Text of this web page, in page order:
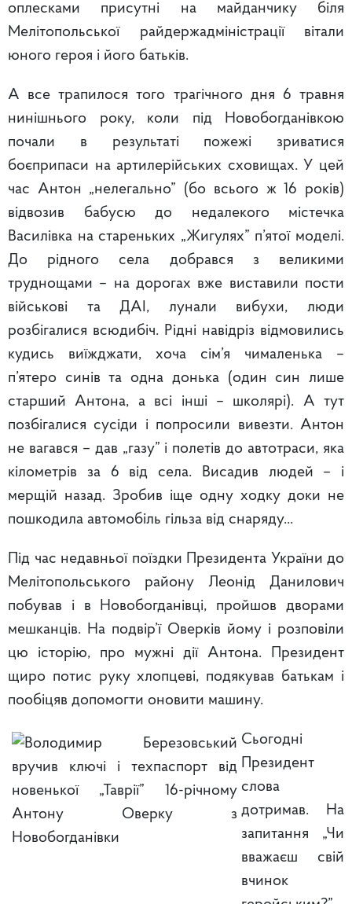
оплесками присутні на майданчику біля
Мелітопольської райдержадміністрації вітали
юного героя і його батьків.
А все трапилося того трагічного дня 6 травня
нинішнього року, коли під Новобогданівкою
почали в результаті пожежі зриватися
боєприпаси на артилерійських сховищах. У цей
час Антон „нелегально” (бо всього ж 16 років)
відвозив бабусю до недалекого містечка
Василівка на стареньких „Жигулях” п’ятої моделі.
До рідного села добрався з великими
труднощами – на дорогах вже виставили пости
військові та ДАІ, лунали вибухи, люди
розбігалися всюдибіч. Рідні навідріз відмовились
кудись виїжджати, хоча сім’я чималенька –
п’ятеро синів та одна донька (один син лише
старший Антона, а всі інші – школярі). А тут
позбігалися сусіди і попросили вивезти. Антон
не вагався – дав „газу” і полетів до автотраси, яка
кілометрів за 6 від села. Висадив людей – і
мерщій назад. Зробив іще одну ходку доки не
пошкодила автомобіль гільза від снаряду...
Під час недавньої поїздки Президента України до
Мелітопольського району Леонід Данилович
побував і в Новобогданівці, пройшов дворами
мешканців. На подвір’ї Оверків йому і розповіли
цю історію, про мужні дії Антона. Президент
щиро потис руку хлопцеві, подякував батькам і
пообіцяв допомогти оновити машину.
Сьогодні
Президент
слова
дотримав. На
запитання „Чи
вважаєш свій
вчинок